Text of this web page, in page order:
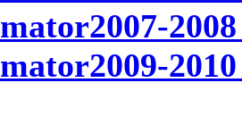
2008
2010